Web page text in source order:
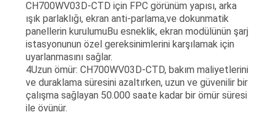
CH700WV03D-CTD için FPC görünüm yapısı, arka
ışık parlaklığı, ekran anti-parlama,ve dokunmatik
panellerin kurulumuBu esneklik, ekran modülünün şarj
istasyonunun özel gereksinimlerini karşılamak için
uyarlanmasını sağlar.
4Uzun ömür: CH700WV03D-CTD, bakım maliyetlerini
ve duraklama süresini azaltırken, uzun ve güvenilir bir
çalışma sağlayan 50.000 saate kadar bir ömür süresi
ile övünür.